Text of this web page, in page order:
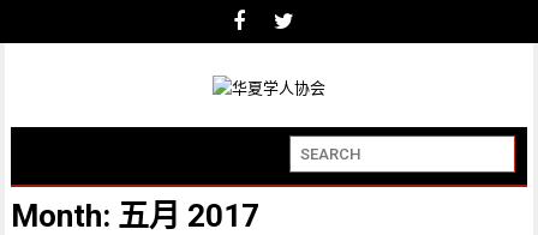
Month: 五月 2017